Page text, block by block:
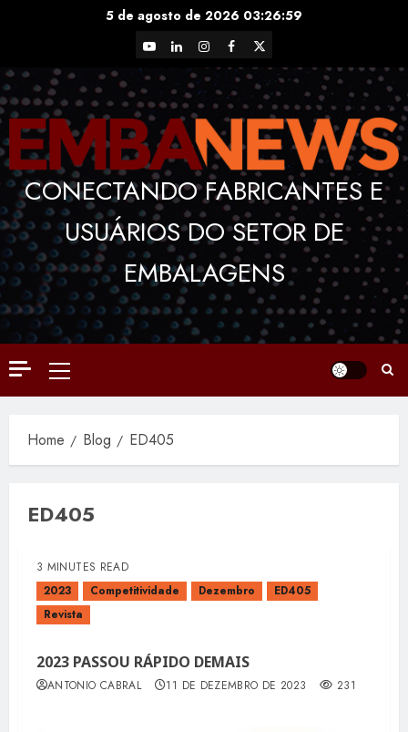
5 de agosto de 2026 03:27:00
YouTubeLinkedInInstagram
Facebook
X
CONECTANDO FABRICANTES E
USUÁRIOS DO SETOR DE
EMBALAGENS
Primary
Menu
Home Blog ED405
ED405
3 MINUTES READ
2023
Competitividade Dezembro
ED405
Revista
2023 PASSOU RÁPIDO DEMAIS
ANTONIO CABRAL 11 DE DEZEMBRO DE 2023 231